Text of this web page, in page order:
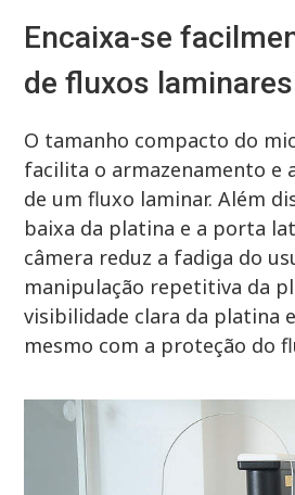
Encaixa-se
de fluxos laminares
O tamanho compacto do
facilita o armazenamento e
de um fluxo laminar. Além
baixa da platina e a porta
câmera reduz a fadiga do
manipulação repetitiva da
visibilidade clara da platina
mesmo com a proteção do